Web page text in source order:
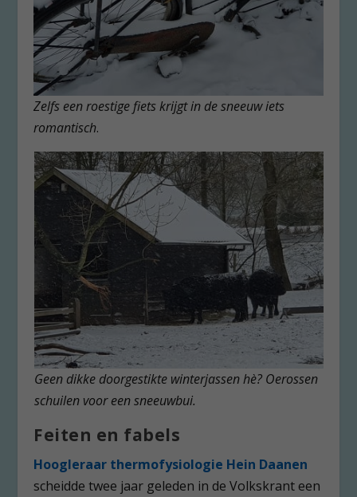
Zelfs een roestige fiets krijgt in de sneeuw iets
romantisch.
Geen dikke doorgestikte winterjassen hè? Oerossen
schuilen voor een sneeuwbui.
Feiten en fabels
Hoogleraar thermofysiologie Hein Daanen
scheidde twee jaar geleden in de Volkskrant een